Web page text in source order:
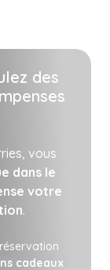
des
vous
dans le
votre
.
cadeaux